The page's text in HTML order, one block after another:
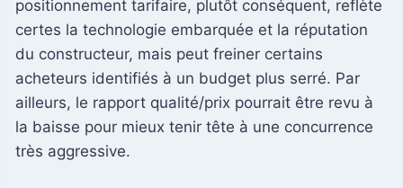
positionnement tarifaire, plutôt conséquent, reflète
certes la technologie embarquée et la réputation
du constructeur, mais peut freiner certains
acheteurs identifiés à un budget plus serré. Par
ailleurs, le rapport qualité/prix pourrait être revu à
la baisse pour mieux tenir tête à une concurrence
très aggressive.